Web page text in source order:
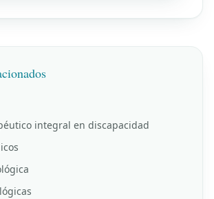
integral en discapacidad